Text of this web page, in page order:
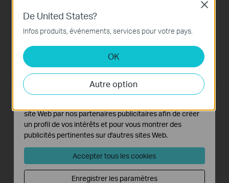
TL-ANT2414A
Antenne directionnelle 14 dBi pour
réseaux 2,4 GHz
TL-ANT2414B
Antenne directionnelle d'extérieur
De United States?
Infos produits, événements, services pour votre pays.
OK
Autre option
Close
Ces cookies sont nécessaires au fonctionnement du
site Web et ne peuvent pas être désactivés dans vos
systèmes.
Cookies d'analyse et marketing
Les cookies d'analyse nous permettent d'analyser vos
activités sur notre site Web pour améliorer et ajuster les
fonctionnalités de notre site Web.
site Web par nos partenaires publicitaires afin de créer
un profil de vos intérêts et pour vous montrer des
publicités pertinentes sur d'autres sites Web.
Accepter tous les cookies
Enregistrer les paramètres